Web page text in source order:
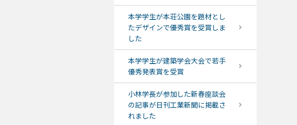
本学学生が本荘公園を題材とし
たデザインで優秀賞を受賞しま
した
本学学生が建築学会大会で若手
優秀発表賞を受賞
小林学長が参加した新春座談会
の記事が日刊工業新聞に掲載さ
れました